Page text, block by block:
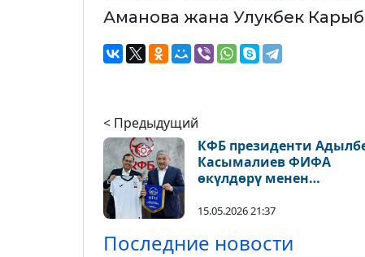
Аманова жана Улукбек
< Предыдущий
КФБ президенти
Касымалиев ФИФА
өкүлдөрү менен
15.05.2026 21:37
Последние новости